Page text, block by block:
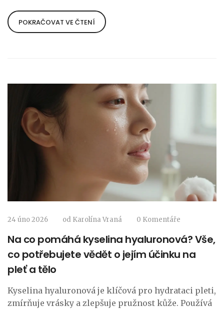
POKRAČOVAT VE ČTENÍ
24 úno 2026 od Karolína Vraná 0 Komentáře
Na co pomáhá kyselina hyaluronová? Vše,
co potřebujete vědět o jejím účinku na
pleť a tělo
Kyselina hyaluronová je klíčová pro hydrataci pleti,
zmírňuje vrásky a zlepšuje pružnost kůže. Používá